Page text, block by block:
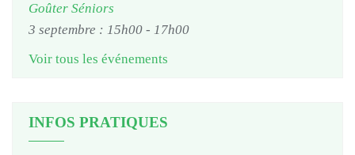
Goûter Séniors
3 septembre : 15h00 - 17h00
Voir tous les événements
INFOS PRATIQUES